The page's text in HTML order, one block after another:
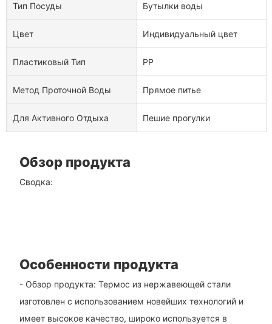
Тип Посуды Бутылки воды
Цвет Индивидуальный цвет
Пластиковый Тип PP
Метод Проточной Воды Прямое питье
Для Активного Отдыха Пешие прогулки
Обзор продукта
Сводка:
Особенности продукта
- Обзор продукта: Термос из нержавеющей стали
изготовлен с использованием новейших технологий и
имеет высокое качество, широко используется в